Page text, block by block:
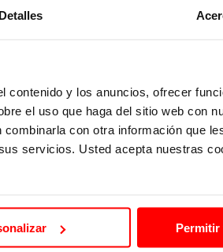
Detalles
y los anuncios, ofrecer
el uso que haga del sitio web con
con otra información que
servicios. Usted acepta nuestras
Permitir